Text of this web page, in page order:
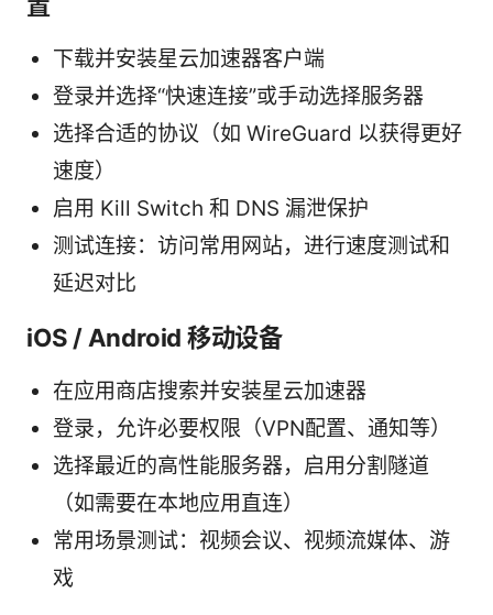
下载并安装星云加速器客户端
登录并选择“快速连接”或手动选择服务器
选择合适的协议（如 WireGuard 以获得更好
速度）
启用 Kill Switch 和 DNS 漏泄保护
测试连接：访问常用网站，进行速度测试和
延迟对比
iOS / Android 移动设备
在应用商店搜索并安装星云加速器
登录，允许必要权限（VPN配置、通知等）
选择最近的高性能服务器，启用分割隧道
（如需要在本地应用直连）
常用场景测试：视频会议、视频流媒体、游
戏